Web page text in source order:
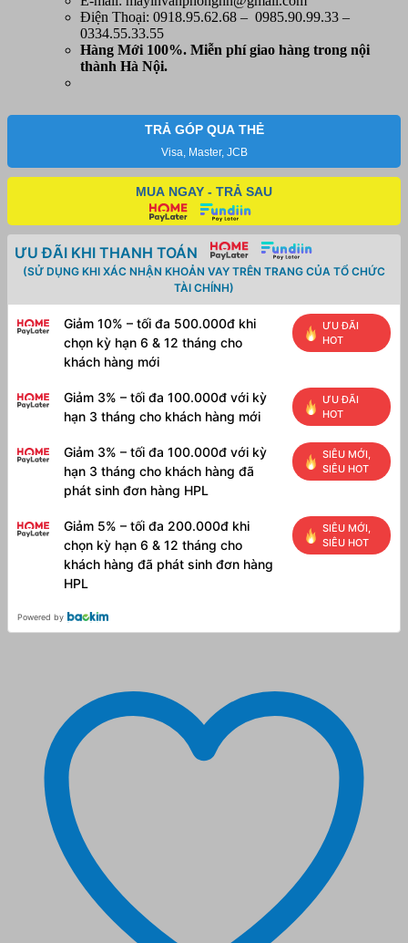
Điện Thoại: 0918.95.62.68 – 0985.90.99.33 –
0334.55.33.55
Hàng Mới 100%. Miễn phígiao hàng trong nội
thành Hà Nội.
TRẢ GÓP QUA THẺ
Visa, Master, JCB
MUA NGAY - TRẢ SAU
ƯU ĐÃI KHI THANH TOÁN
(SỬ DỤNG KHI XÁC NHẬN KHOẢN VAY TRÊN TRANG CỦA TỔ CHỨC
TÀI CHÍNH)
Giảm 10% – tối đa 500.000đ khi
chọn kỳ hạn 6 & 12 tháng cho
khách hàng mới
ƯU ĐÃI
HOT
Giảm 3% – tối đa 100.000đ với kỳ
hạn 3 tháng cho khách hàng mới
ƯU ĐÃI
HOT
Giảm 3% – tối đa 100.000đ với kỳ
hạn 3 tháng cho khách hàng đã
phát sinh đơn hàng HPL
SIÊU MỚI,
SIÊU HOT
Giảm 5% – tối đa 200.000đ khi
chọn kỳ hạn 6 & 12 tháng cho
khách hàng đã phát sinh đơn hàng
HPL
SIÊU MỚI,
SIÊU HOT
Powered by